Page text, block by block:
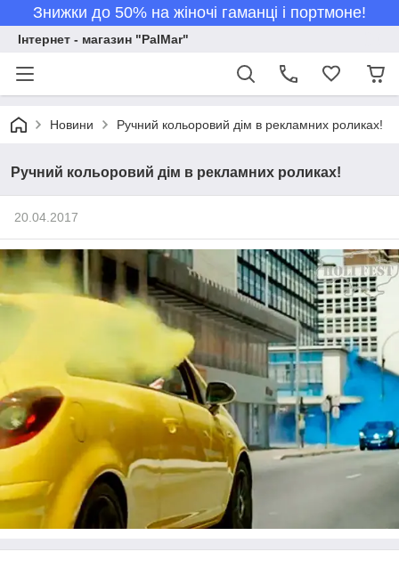
Знижки до 50% на жіночі гаманці і портмоне!
Інтернет - магазин "PalMar"
Новини Ручний кольоровий дім в рекламних роликах!
Ручний кольоровий дім в рекламних роликах!
20.04.2017